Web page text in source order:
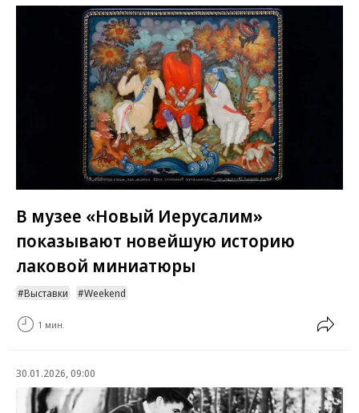
В музее «Новый Иерусалим»
показывают новейшую историю
лаковой миниатюры
Выставки Weekend
1 мин.
30.01.2026, 09:00